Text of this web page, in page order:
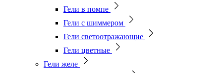
Гели в помпе
Гели с шиммером
Гели светоотражающие
Гели цветные
Гели желе